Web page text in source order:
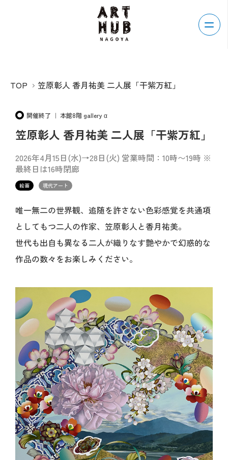
TOP 笠原彰人 香月祐美 二人展「干紫万紅」
開催終了 ｜ 本館8階 gallery α
笠原彰人 香月祐美 二人展「干紫万紅」
2026年4月15日(水)→28日(火) 営業時間：10時〜19時 ※
最終日は16時閉廊
絵画 現代アート
唯一無二の世界観、追随を許さない色彩感覚を共通項
としてもつ二人の作家、笠原彰人と香月祐美。
世代も出自も異なる二人が織りなす艶やかで幻惑的な
作品の数々をお楽しみください。